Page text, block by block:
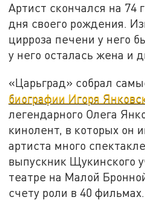
Артист скончался на 74
дня своего рождения.
цирроза печени у него
у него осталась жена и
«Царьград» собрал
биографии Игоря
легендарного Олега
кинолент, в которых он
артиста много
выпускник Щукинского
театре на Малой
счету роли в 40 фильмах.